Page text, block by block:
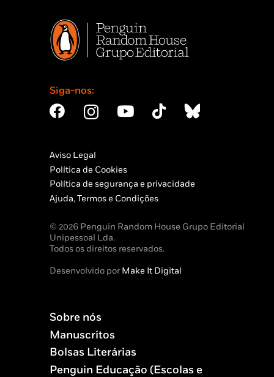
Siga-nos:
Aviso Legal
Política de Cookies
Política de segurança e privacidade
Ajuda, Termos e Condições
© 2026 Penguin Random House Grupo Editorial
Unipessoal Lda.
Todos os direitos reservados.
Desenvolvido porMake It Digital
Sobre nós
Manuscritos
Bolsas Literárias
Penguin Educação (Escolas e